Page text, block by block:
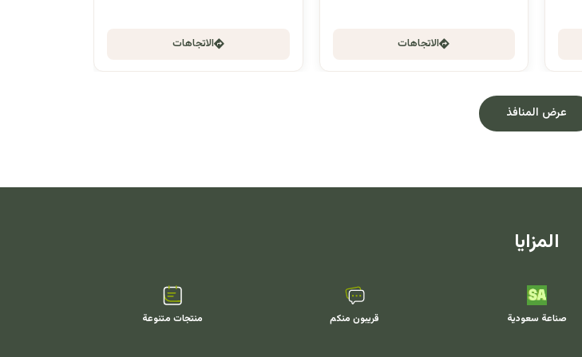
الاتجاهات الاتجاهات
عرض المنافذ
المزايا
صناعة سعودية قريبون منكم منتجات متنوعة